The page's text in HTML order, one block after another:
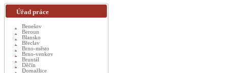
Úřad práce
Benešov
Beroun
Blansko
Břeclav
Brno-město
Brno-venkov
Bruntál
Děčín
Domažlice